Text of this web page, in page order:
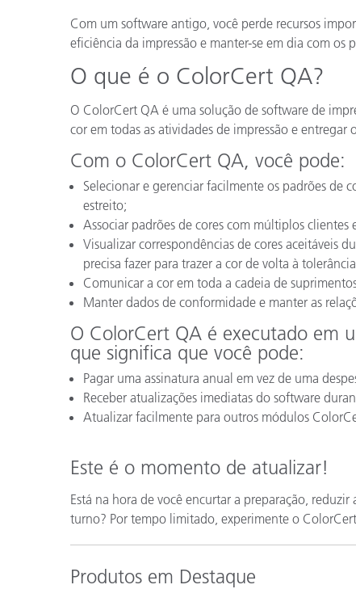
Com um software antigo, você perde recursos
eficiência da impressão e manter-se em dia com os
O que é o ColorCert QA?
O ColorCert QA é uma solução de software de
cor em todas as atividades de impressão e entregar
Com o ColorCert QA, você pode:
Selecionar e gerenciar facilmente os padrões de
estreito;
Associar padrões de cores com múltiplos clientes
Visualizar correspondências de cores aceitáveis
precisa fazer para trazer a cor de volta à
Comunicar a cor em toda a cadeia de
Manter dados de conformidade e manter as
O ColorCert QA é executado em
que significa que você pode:
Pagar uma assinatura anual em vez de uma
Receber atualizações imediatas do software
Atualizar facilmente para outros módulos
Este é o momento de atualizar!
Está na hora de você encurtar a preparação,
turno? Por tempo limitado, experimente o
Produtos em Destaque